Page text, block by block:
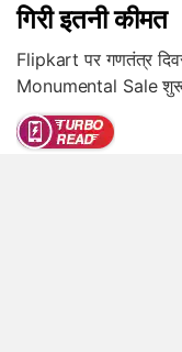
गिरी इतनी कीमत
Flipkart पर गणतंत्र
Monumental Sale शुरू